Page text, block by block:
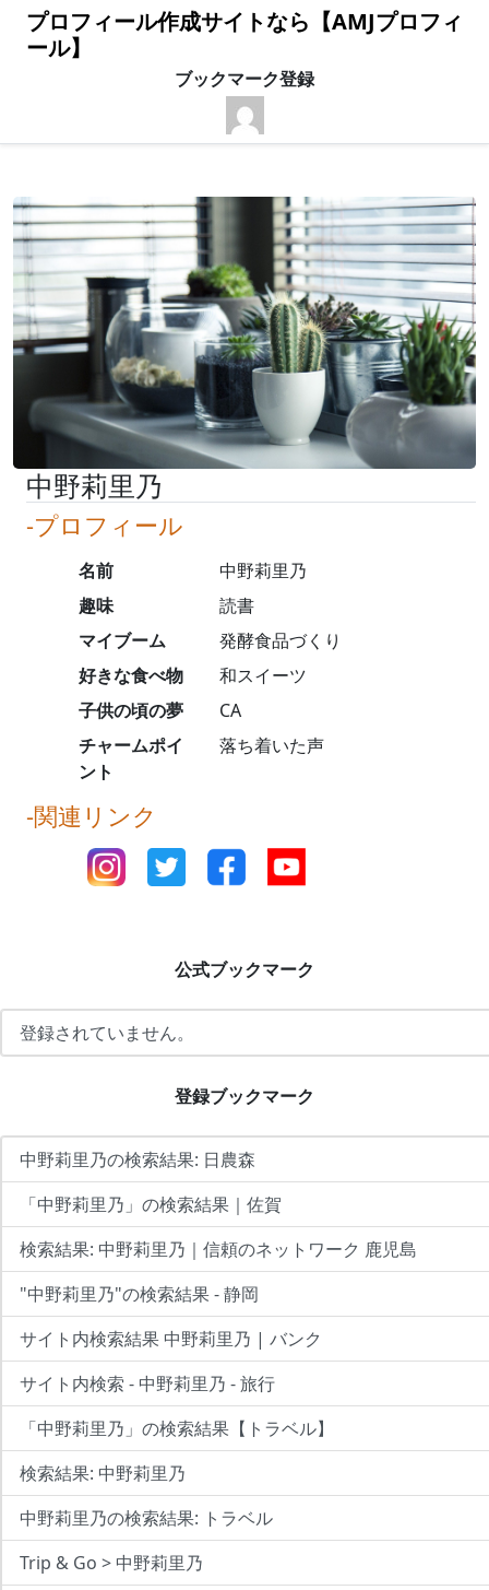
プロフィール作成サイトなら【AMJプロフィ
ール】
ブックマーク登録
中野莉里乃
-プロフィール
名前
中野莉里乃
趣味
読書
マイブーム
発酵食品づくり
好きな食べ物
和スイーツ
子供の頃の夢
CA
チャームポイ
ント
落ち着いた声
-関連リンク
公式ブックマーク
登録されていません。
登録ブックマーク
中野莉里乃の検索結果: 日農森
「中野莉里乃」の検索結果｜佐賀
検索結果: 中野莉里乃｜信頼のネットワーク 鹿児島
"中野莉里乃"の検索結果 - 静岡
サイト内検索結果 中野莉里乃 | バンク
サイト内検索 - 中野莉里乃 - 旅行
「中野莉里乃」の検索結果【トラベル】
検索結果: 中野莉里乃
中野莉里乃の検索結果: トラベル
Trip & Go > 中野莉里乃